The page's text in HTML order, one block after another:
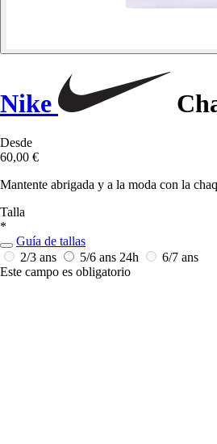
Nike
Desde
60,00 €
Mantente abrigada y a la moda con la
Talla
*
Guía de tallas
2/3 ans
5/6 ans 24h
6/7 ans
Este campo es obligatorio